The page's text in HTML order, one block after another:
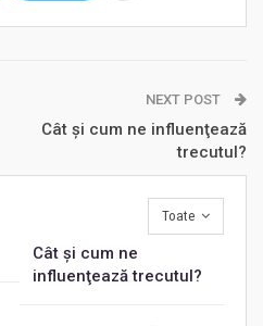
NEXT POST
Cât şi cum ne influenţează
trecutul?
Toate
Cât şi cum ne
influenţează trecutul?